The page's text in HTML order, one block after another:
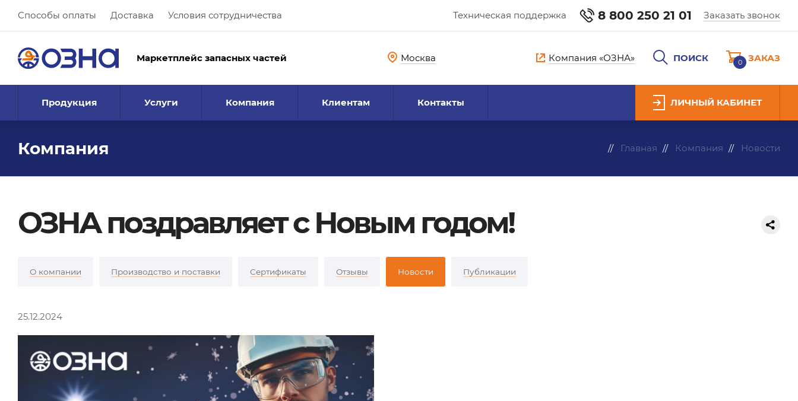
Способы оплаты Доставка Условия сотрудничества Техническая поддержка 8 800 250 21 01 Заказать звонок
Маркетплейс запасных частей Москва Компания «ОЗНА» ПОИСК 0 ЗАКАЗ
Продукция Услуги Компания Клиентам Контакты ЛИЧНЫЙ КАБИНЕТ
Компания Главная Компания Новости
ОЗНА поздравляет с Новым годом!
О компании Производство и поставки Сертификаты Отзывы Новости Публикации
25.12.2024